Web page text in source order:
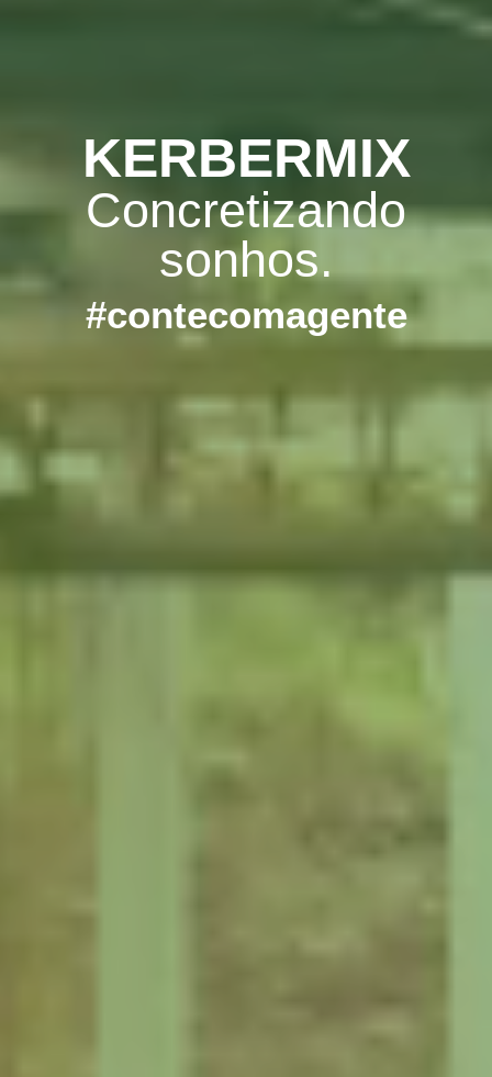
KERBERMIX
Concretizando
sonhos.
#contecomagente